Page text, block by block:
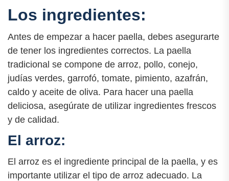
Los ingredientes:
Antes de empezar a hacer paella, debes asegurarte
de tener los ingredientes correctos. La paella
tradicional se compone de arroz, pollo, conejo,
judías verdes, garrofó, tomate, pimiento, azafrán,
caldo y aceite de oliva. Para hacer una paella
deliciosa, asegúrate de utilizar ingredientes frescos
y de calidad.
El arroz:
El arroz es el ingrediente principal de la paella, y es
importante utilizar el tipo de arroz adecuado. La